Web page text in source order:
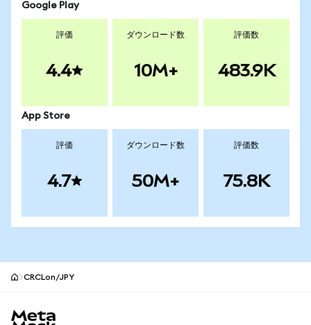
Google Play
評価
4.4
ダウンロード数
10M+
評価数
483.9K
App Store
評価
4.7
ダウンロード数
50M+
評価数
75.8K
CRCLon/JPY